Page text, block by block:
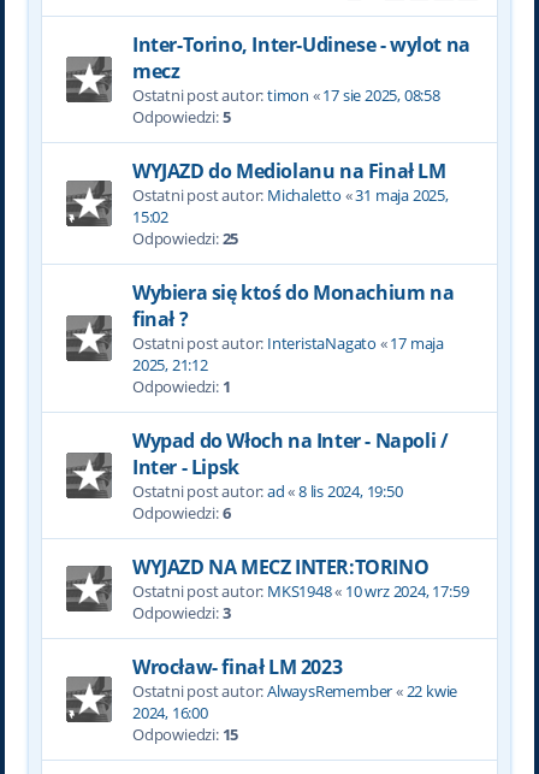
Inter-Torino, Inter-Udinese - wylot na
mecz
Ostatni post autor:timon «17 sie 2025, 08:58
Odpowiedzi:5
WYJAZD do Mediolanu na Finał LM
Ostatni post autor: Michaletto «31 maja 2025,
15:02
Odpowiedzi:25
Wybiera się ktoś do Monachium na
finał ?
Ostatni post autor: InteristaNagato «17 maja
2025, 21:12
Odpowiedzi: 1
Wypad do Włoch na Inter - Napoli /
Inter - Lipsk
Ostatni post autor:ad«8 lis 2024, 19:50
Odpowiedzi:6
WYJAZD NA MECZ INTER:TORINO
Ostatni post autor: MKS1948« 10 wrz 2024, 17:59
Odpowiedzi:3
Wrocław- finał LM 2023
Ostatni post autor:AlwaysRemember«22 kwie
2024, 16:00
Odpowiedzi: 15